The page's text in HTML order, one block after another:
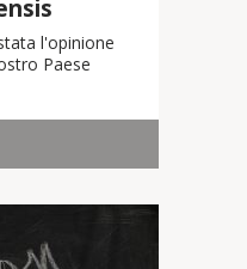
l'opinione
Paese